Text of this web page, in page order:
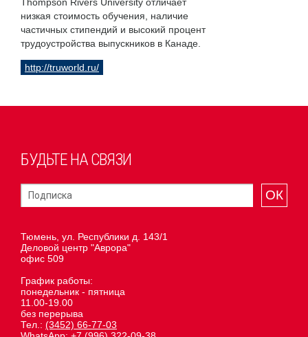
Thompson Rivers University отличает
низкая стоимость обучения, наличие
частичных стипендий и высокий процент
трудоустройства выпускников в Канаде.
http://truworld.ru/
БУДЬТЕ НА СВЯЗИ
ОК
Тюмень, ул. Республики д. 143/1
Деловой центр "Аврора"
офис 509
График работы:
понедельник - пятница
11.00-19.00
без перерыва
Тел.: (3452) 66-77-03